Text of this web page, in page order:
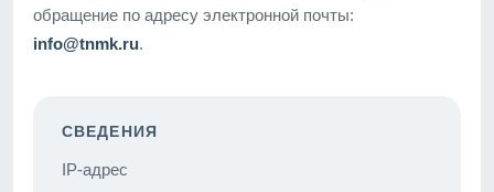
обращение по адресу электронной почты:
info@tnmk.ru.
СВЕДЕНИЯ
IP-адрес